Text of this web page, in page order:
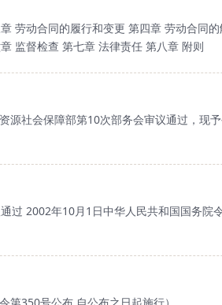
劳动合同的履行和变更 第四章 劳动合同
监督检查 第七章 法律责任 第八章 附则
资源社会保障部第10次部务会审议通过
过 2002年10月1日中华人民共和国国务院